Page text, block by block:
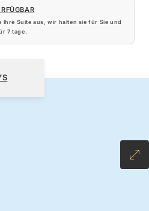
Ihre Suite aus, wir halten sie für Sie und
7 tage.